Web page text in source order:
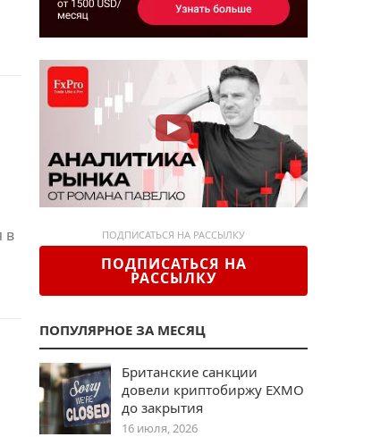
в
ПОДПИСАТЬСЯ НА РАССЫЛКУ
ПОДПИСАТЬСЯ НА
РАССЫЛКУ
ПОПУЛЯРНОЕ ЗА МЕСЯЦ
Британские санкции
довели криптобиржу EXMO
до закрытия
16 июля, 2026